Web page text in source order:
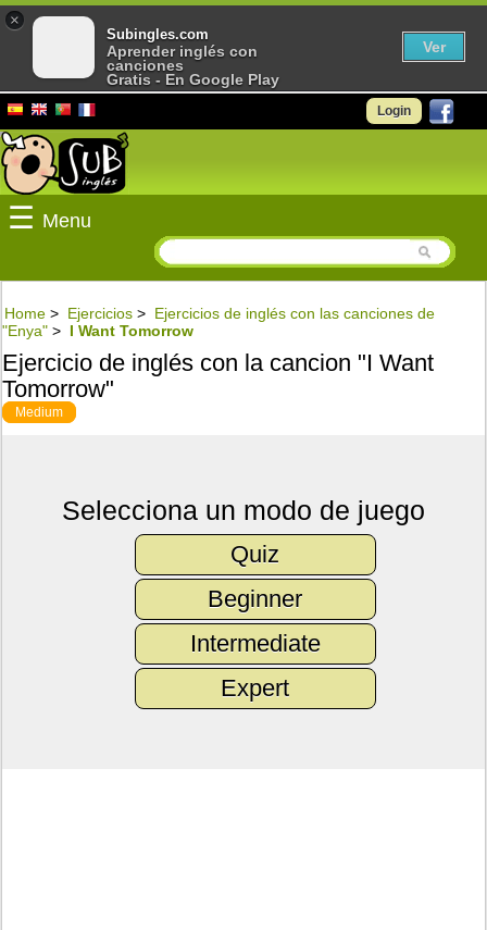
Login
☰ Menu
Home > Ejercicios > Ejercicios de inglés con las canciones de
"Enya" > I Want Tomorrow
Ejercicio de inglés con la cancion "I Want
Tomorrow"
Medium
Selecciona un modo de juego
Quiz
Beginner
Intermediate
Expert
×
Subingles.com
Aprender inglés con
canciones
Gratis - En Google Play
Ver